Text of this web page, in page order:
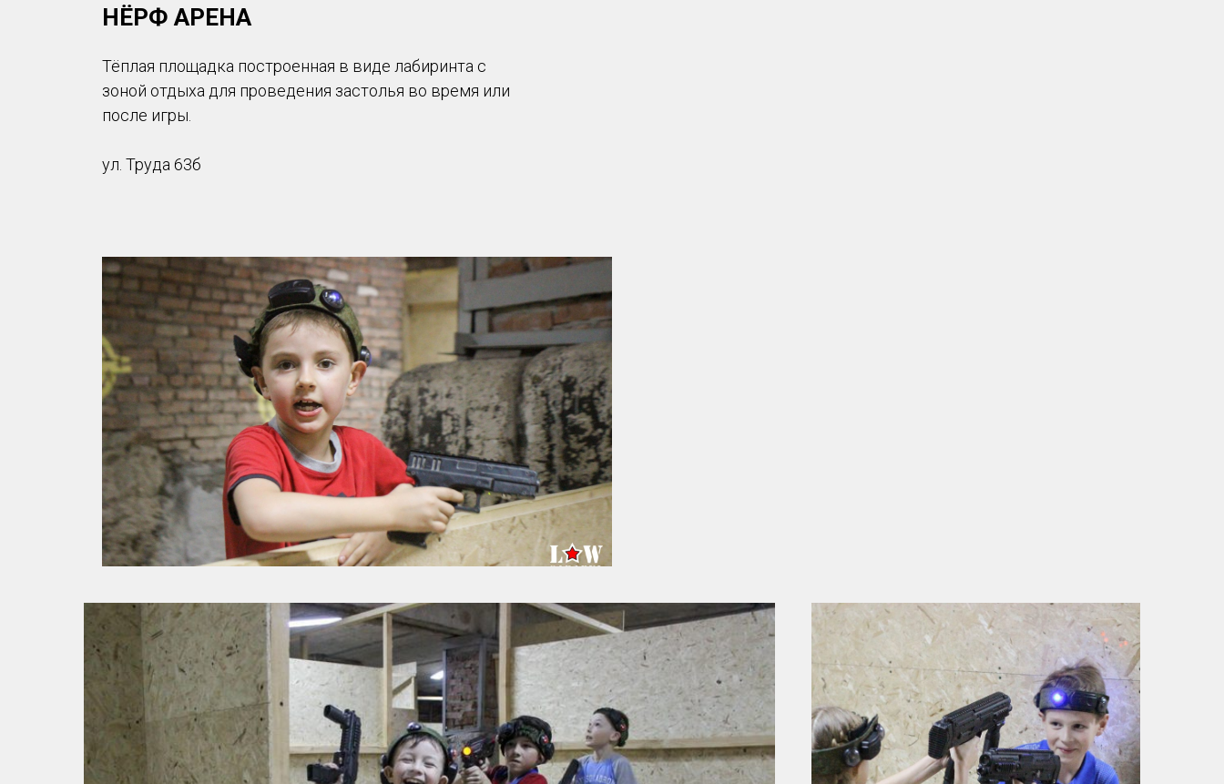
НЁРФ АРЕНА
Тёплая площадка построенная в виде лабиринта с
зоной отдыха для проведения застолья во время или
после игры.
ул. Труда 63б